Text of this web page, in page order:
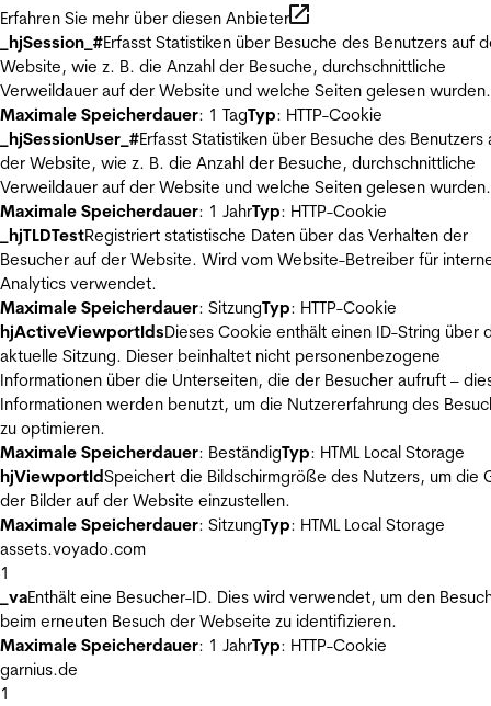
Erfahren Sie mehr über diesen Anbieter
_hjSession_#Erfasst Statistiken über Besuche des Benutzers auf
Website, wie z. B. die Anzahl der Besuche, durchschnittliche
Verweildauer auf der Website und welche Seiten gelesen wurden.
Maximale Speicherdauer: 1 TagTyp: HTTP-Cookie
_hjSessionUser_#Erfasst Statistiken über Besuche des Benutzers
der Website, wie z. B. die Anzahl der Besuche, durchschnittliche
Verweildauer auf der Website und welche Seiten gelesen wurden.
Maximale Speicherdauer: 1 JahrTyp: HTTP-Cookie
_hjTLDTestRegistriert statistische Daten über das Verhalten der
Besucher auf der Website. Wird vom Website-Betreiber für
Analytics verwendet.
Maximale Speicherdauer: SitzungTyp: HTTP-Cookie
hjActiveViewportIdsDieses Cookie enthält einen ID-String über
aktuelle Sitzung. Dieser beinhaltet nicht personenbezogene
Informationen über die Unterseiten, die der Besucher aufruft –
Informationen werden benutzt, um die Nutzererfahrung des
zu optimieren.
Maximale Speicherdauer: BeständigTyp: HTML Local Storage
hjViewportIdSpeichert die Bildschirmgröße des Nutzers, um die
der Bilder auf der Website einzustellen.
Maximale Speicherdauer: SitzungTyp: HTML Local Storage
assets.voyado.com
1
_vaEnthält eine Besucher-ID. Dies wird verwendet, um den
beim erneuten Besuch der Webseite zu identifizieren.
Maximale Speicherdauer: 1 JahrTyp: HTTP-Cookie
garnius.de
1